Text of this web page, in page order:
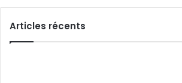
Articles récents